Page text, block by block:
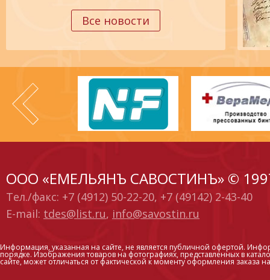
Все новости
ООО «ЕМЕЛЬЯНЪ САВОСТИНЪ» ©
Тел./факс: +7 (4912) 50-22-20, +7 (49142) 2-43-40
E-mail: tdes@list.ru, info@savostin.ru
Информация, указанная на сайте, не является публичной офертой.
порядке. Изображения товаров на фотографиях, представленных в
сайте, может отличаться от фактической к моменту оформления заказа